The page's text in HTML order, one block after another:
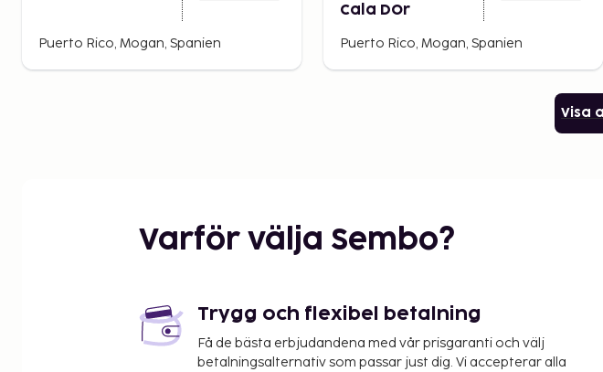
Puerto Rico, Mogan, Spanien
Cala DOr
Puerto Rico, Mogan, Spanien
Visa
Varför välja Sembo?
Trygg och flexibel betalning
Få de bästa erbjudandena med vår prisgaranti och välj
betalningsalternativ som passar just dig. Vi accepterar alla